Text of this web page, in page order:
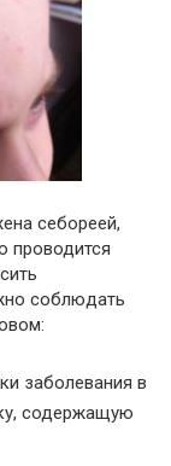
себореей,
проводится
соблюдать
заболевания в
содержащую